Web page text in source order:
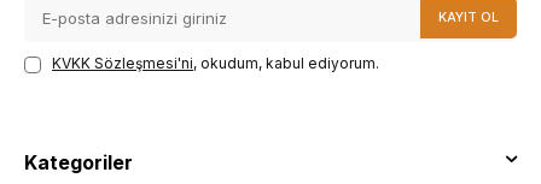
KAYIT OL
KVKK Sözleşmesi'ni, okudum, kabul ediyorum.
Kategoriler